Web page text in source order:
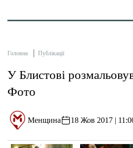
Головна Публікації
У Блистові
Фото
Менщина 18 Жов 2017 |